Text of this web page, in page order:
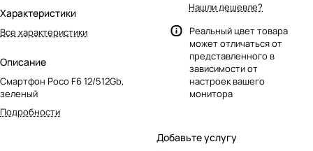
Характеристики
Все характеристики
Описание
Смартфон Poco F6 12/512Gb,
зеленый
Подробности
Нашли дешевле?
Реальный цвет товара
может отличаться от
представленного в
зависимости от
настроек вашего
монитора
Добавьте услугу